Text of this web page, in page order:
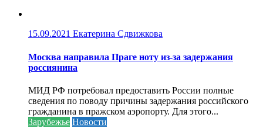
15.09.2021 Екатерина Сдвижкова
Москва направила Праге ноту из-за задержания
россиянина
МИД РФ потребовал предоставить России полные
сведения по поводу причины задержания российского
гражданина в пражском аэропорту. Для этого...
Зарубежье Новости